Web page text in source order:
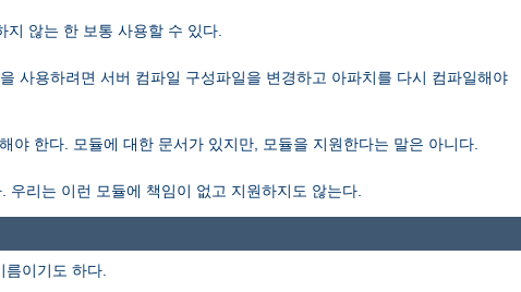
않는 한 보통 사용할 수 있다.
사용하려면 서버 컴파일 구성파일을 변경하고 아파치를 다시 컴파일해야
한다. 모듈에 대한 문서가 있지만, 모듈을 지원한다는 말은 아니다.
리는 이런 모듈에 책임이 없고 지원하지도 않는다.
름이기도 하다.